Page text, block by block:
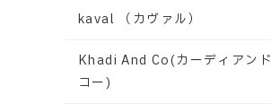
kaval （カヴァル）
Khadi And Co(カーディアンド
コー)